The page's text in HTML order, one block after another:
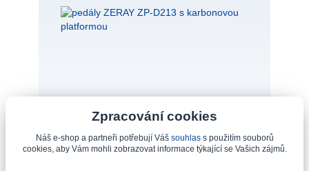
Zpracování cookies
Náš e-shop a partneři potřebují Váš souhlass použitím souborů
cookies, aby Vám mohli zobrazovat informace týkající se Vašich zájmů.